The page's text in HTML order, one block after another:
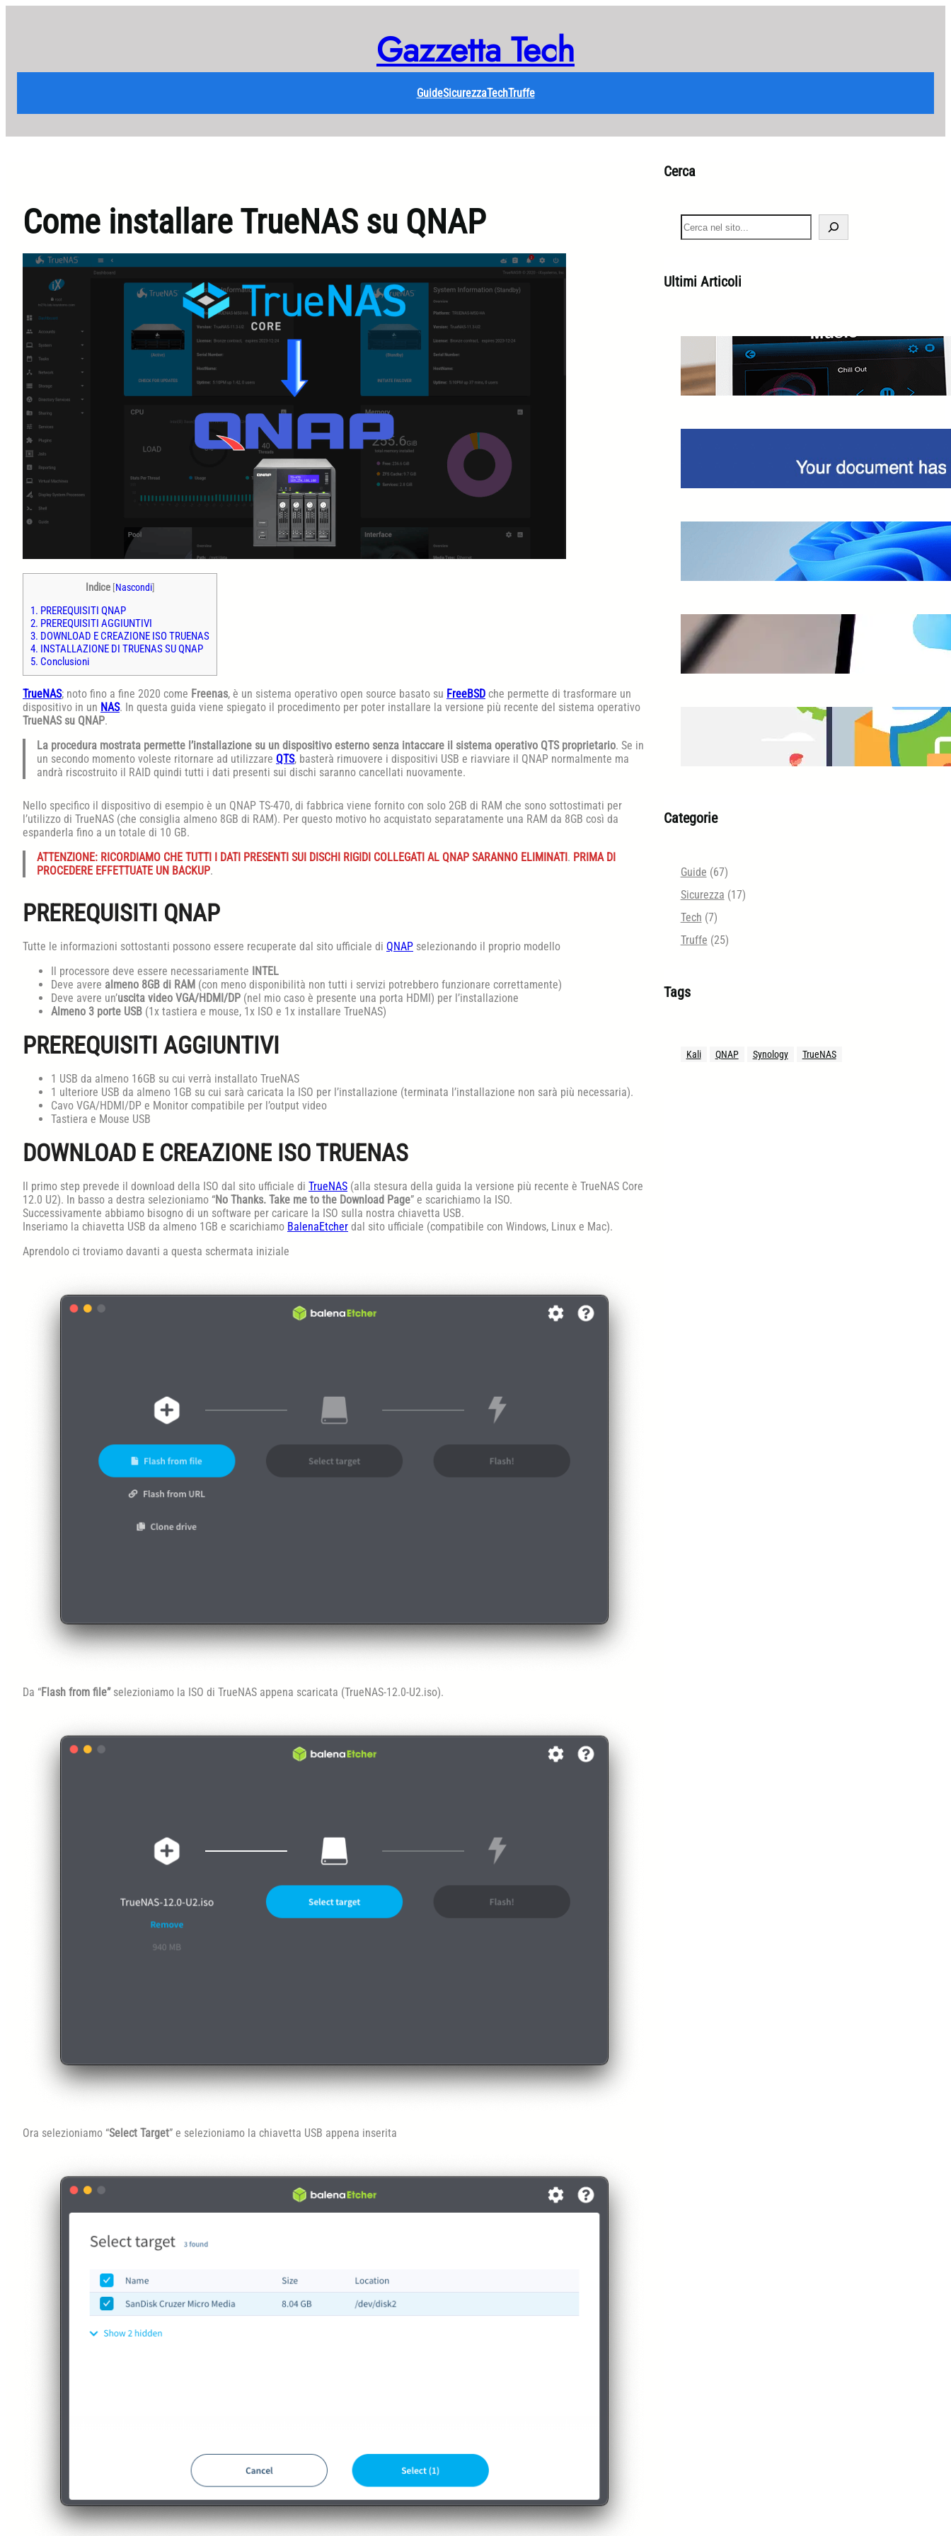
Gazzetta Tech
GuideSicurezzaTechTruffe
Come installare TrueNAS su QNAP
Indice [Nascondi]
1. PREREQUISITI QNAP
2. PREREQUISITI AGGIUNTIVI
3. DOWNLOAD E CREAZIONE ISO TRUENAS
4. INSTALLAZIONE DI TRUENAS SU QNAP
5. Conclusioni
TrueNAS; noto fino a fine 2020 come Freenas, è un sistema operativo open source basato su FreeBSD che permette di trasformare un
dispositivo in un NAS. In questa guida viene spiegato il procedimento per poter installare la versione più recente del sistema operativo
TrueNAS su QNAP.
La procedura mostrata permette l’installazione su un dispositivo esterno senza intaccare il sistema operativo QTS proprietario. Se in
un secondo momento voleste ritornare ad utilizzare QTS, basterà rimuovere i dispositivi USB e riavviare il QNAP normalmente ma
andrà riscostruito il RAID quindi tutti i dati presenti sui dischi saranno cancellati nuovamente.
Nello specifico il dispositivo di esempio è un QNAP TS-470, di fabbrica viene fornito con solo 2GB di RAM che sono sottostimati per
l’utilizzo di TrueNAS (che consiglia almeno 8GB di RAM). Per questo motivo ho acquistato separatamente una RAM da 8GB così da
espanderla fino a un totale di 10 GB.
ATTENZIONE: RICORDIAMO CHE TUTTI I DATI PRESENTI SUI DISCHI RIGIDI COLLEGATI AL QNAP SARANNO ELIMINATI . PRIMA DI
PROCEDERE EFFETTUATE UN BACKUP.
PREREQUISITI QNAP
Tutte le informazioni sottostanti possono essere recuperate dal sito ufficiale di QNAP selezionando il proprio modello
Il processore deve essere necessariamente
INTEL
Deve avere almeno 8GB di RAM (con meno disponibilità non tutti i servizi potrebbero funzionare correttamente)
Deve avere un’uscita video VGA/HDMI/DP (nel mio caso è presente una porta HDMI) per l’installazione
Almeno 3 porte USB (1x tastiera e mouse, 1x ISO e 1x installare TrueNAS)
PREREQUISITI AGGIUNTIVI
1 USB da almeno 16GB su cui verrà installato TrueNAS
1 ulteriore USB da almeno 1GB su cui sarà caricata la ISO per l’installazione (terminata l’installazione non sarà più necessaria).
Cavo VGA/HDMI/DP e Monitor compatibile per l’output video
Tastiera e Mouse USB
DOWNLOAD E CREAZIONE ISO TRUENAS
Il primo step prevede il download della ISO dal sito ufficiale di TrueNAS (alla stesura della guida la versione più recente è TrueNAS Core
12.0 U2). In basso a destra selezioniamo “No Thanks. Take me to the Download Page” e scarichiamo la ISO.
Successivamente abbiamo bisogno di un software per caricare la ISO sulla nostra chiavetta USB.
Inseriamo la chiavetta USB da almeno 1GB e scarichiamo BalenaEtcher dal sito ufficiale (compatibile con Windows, Linux e Mac).
Aprendolo ci troviamo davanti a questa schermata iniziale
Da “Flash from file” selezioniamo la ISO di TrueNAS appena scaricata (TrueNAS-12.0-U2.iso).
Ora selezioniamo “Select Target” e selezioniamo la chiavetta USB appena inserita
Cerca
S
e
c
h
Ultimi Articoli
Cambiare parola attivazione Alexa?
Guida dettagliata
document
Installare Windows 11 su VirtualBox
iCloud Protezione Avanzata
Categorie
Guide (67)
Sicurezza (17)
Tech (7)
Truffe (25)
Tags
Kali QNAP Synology TrueNAS